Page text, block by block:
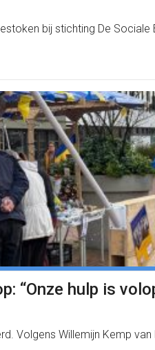
bij stichting De
“Onze hulp is
Volgens Willemijn Kemp